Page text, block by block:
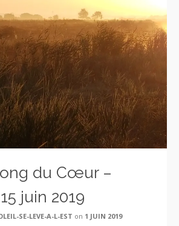
du Cœur –
juin 2019
SE-LEVE-A-L-EST on 1 JUIN 2019